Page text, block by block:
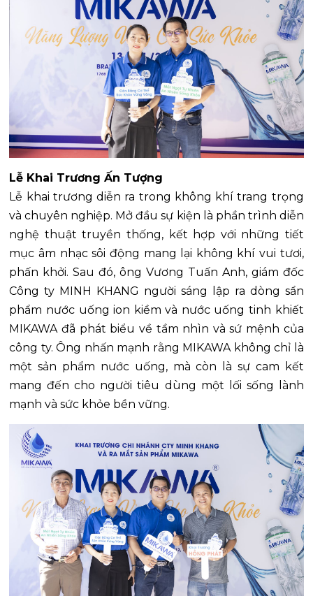
Lễ Khai Trương Ấn Tượng
Lễ khai trương diễn ra trong không khí trang trọng
và chuyên nghiệp. Mở đầu sự kiện là phần trình diễn
nghệ thuật truyền thống, kết hợp với những tiết
mục âm nhạc sôi động mang lại không khí vui tươi,
phấn khởi. Sau đó, ông Vương Tuấn Anh, giám đốc
Công ty MINH KHANG người sáng lập ra dòng sẩn
phẩm nước uống ion kiềm và nước uống tinh khiết
MIKAWA đã phát biểu về tầm nhìn và sứ mệnh của
công ty. Ông nhấn mạnh rằng MIKAWA không chỉ là
một sản phẩm nước uống, mà còn là sự cam kết
mang đến cho người tiêu dùng một lối sống lành
mạnh và sức khỏe bền vững.